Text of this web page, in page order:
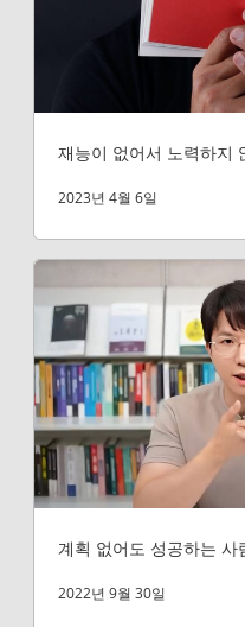
재능이 없어서 노력하지
2023년 4월 6일
계획 없어도 성공하는 사
2022년 9월 30일